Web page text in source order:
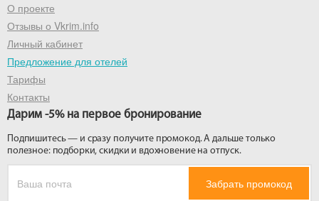
О проекте
Отзывы о Vkrim.info
Личный кабинет
Предложение для отелей
Тарифы
Контакты
Дарим -5% на первое бронирование
Подпишитесь — и сразу получите промокод. А дальше только
полезное: подборки, скидки и вдохновение на отпуск.
Забрать промокод